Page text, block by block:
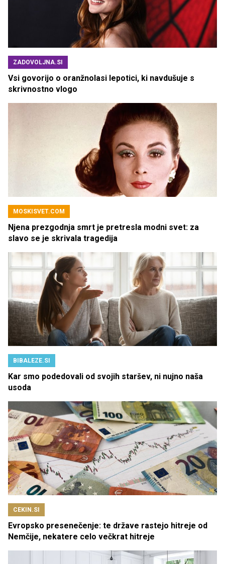
ZADOVOLJNA.SI
Vsi govorijo o oranžnolasi lepotici, ki navdušuje s
skrivnostno vlogo
MOSKISVET.COM
Njena prezgodnja smrt je pretresla modni svet: za
slavo se je skrivala tragedija
BIBALEZE.SI
Kar smo podedovali od svojih staršev, ni nujno naša
usoda
CEKIN.SI
Evropsko presenečenje: te države rastejo hitreje od
Nemčije, nekatere celo večkrat hitreje